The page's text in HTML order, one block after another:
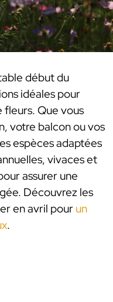
début du
idéales pour
Que vous
votre balcon ou vos
espèces adaptées
vivaces et
assurer une
Découvrez les
en avril pour un
.